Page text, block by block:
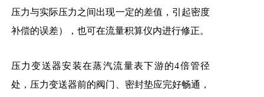
压力与实际压力之间出现一定的差值，引起密度
补偿的误差），也可在流量积算仪内进行修正。
压力变送器安装在蒸汽流量表下游的4倍管径
处，压力变送器前的阀门、密封垫应完好畅通，